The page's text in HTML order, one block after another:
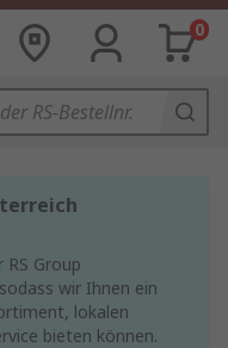
0
Group
wir Ihnen ein
lokalen
bieten können.